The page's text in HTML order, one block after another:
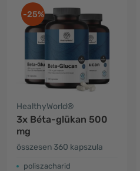
-25%
HealthyWorld®
3x Béta-glükan 500
mg
összesen 360 kapszula
poliszacharid